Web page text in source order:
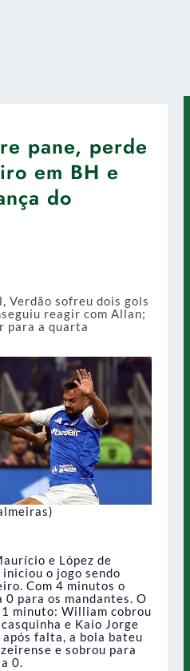
pane, perde
em BH e
do
Verdão sofreu dois gols
reagir com Allan;
para a quarta
e López de
o jogo sendo
Com 4 minutos o
para os mandantes. O
minuto: William cobrou
e Kaio Jorge
falta, a bola bateu
e sobrou para
0.